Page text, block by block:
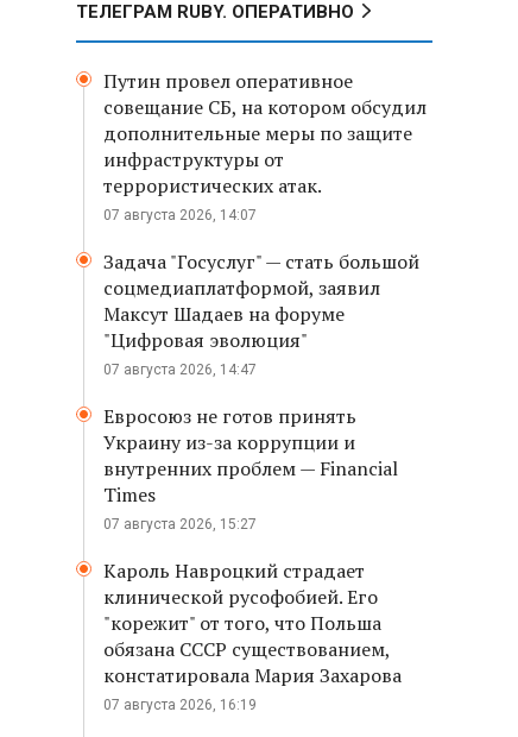
ТЕЛЕГРАМ RUBY. ОПЕРАТИВНО
Путин провел оперативное
совещание СБ, на котором обсудил
дополнительные меры по защите
инфраструктуры от
террористических атак.
07 августа 2026, 14:07
Задача "Госуслуг" — стать большой
соцмедиаплатформой, заявил
Максут Шадаев на форуме
"Цифровая эволюция"
07 августа 2026, 14:47
Евросоюз не готов принять
Украину из-за коррупции и
внутренних проблем — Financial
Times
07 августа 2026, 15:27
Кароль Навроцкий страдает
клинической русофобией. Его
"корежит" от того, что Польша
обязана СССР существованием,
констатировала Мария Захарова
07 августа 2026, 16:19